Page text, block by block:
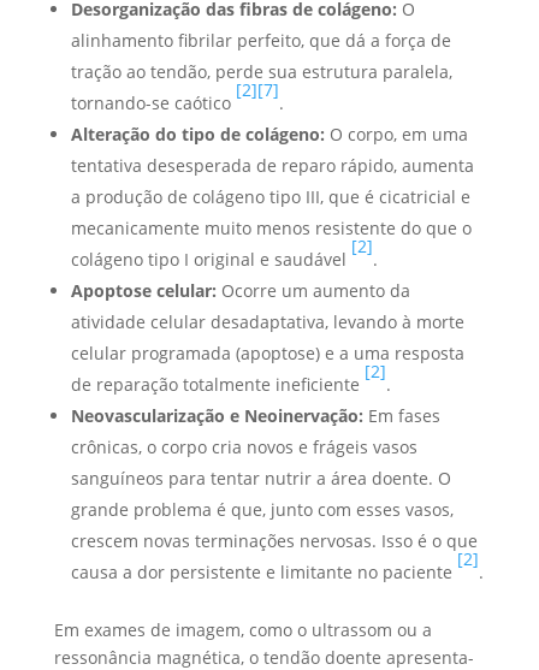
Desorganização das fibras de colágeno: O
alinhamento fibrilar perfeito, que dá a força de
tração ao tendão, perde sua estrutura paralela,
tornando-se caótico
[2][7]
.
Alteração do tipo de colágeno: O corpo, em uma
tentativa desesperada de reparo rápido, aumenta
a produção de colágeno tipo III, que é cicatricial e
mecanicamente muito menos resistente do que o
colágeno tipo I original e saudável
[2]
.
Apoptose celular: Ocorre um aumento da
atividade celular desadaptativa, levando à morte
celular programada (apoptose) e a uma resposta
de reparação totalmente ineficiente
[2]
.
Neovascularização e Neoinervação: Em fases
crônicas, o corpo cria novos e frágeis vasos
sanguíneos para tentar nutrir a área doente. O
grande problema é que, junto com esses vasos,
crescem novas terminações nervosas. Isso é o que
causa a dor persistente e limitante no paciente
[2]
.
Em exames de imagem, como o ultrassom ou a
ressonância magnética, o tendão doente apresenta-